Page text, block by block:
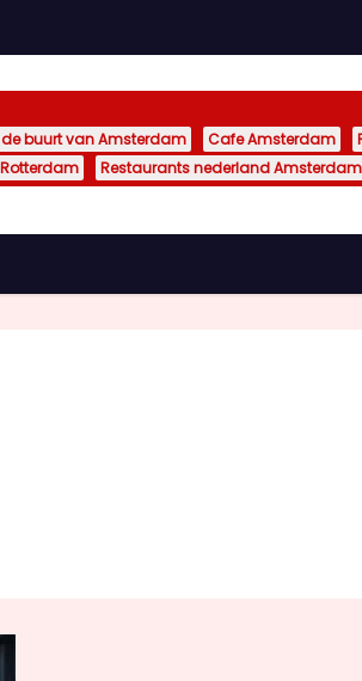
buurt van Amsterdam Cafe Amsterdam
Restaurants nederland Amsterdam